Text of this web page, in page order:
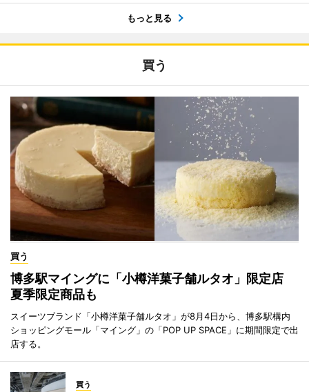
もっと見る
買う
買う
博多駅マイングに「小樽洋菓子舗ルタオ」限定店
夏季限定商品も
スイーツブランド「小樽洋菓子舗ルタオ」が8月4日から、博多駅構内
ショッピングモール「マイング」の「POP UP SPACE」に期間限定で出
店する。
買う